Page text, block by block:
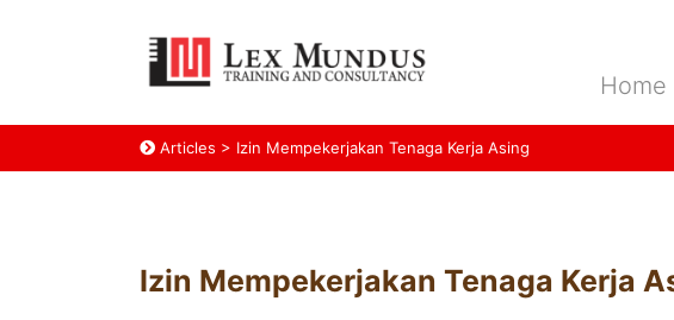
Home
Articles > Izin Mempekerjakan Tenaga Kerja Asing
Izin Mempekerjakan Tenaga Kerja